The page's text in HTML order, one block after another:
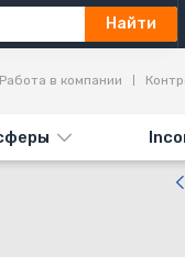
Найти
Работа в компании